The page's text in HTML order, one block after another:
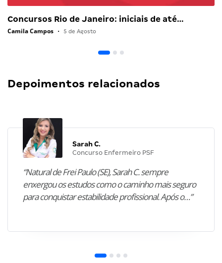
Concursos Rio de Janeiro: iniciais de até…
Camila Campos • 5 de Agosto
Depoimentos relacionados
Sarah C.
Concurso Enfermeiro PSF
“Natural de Frei Paulo (SE), Sarah C. sempre
enxergou os estudos como o caminho mais seguro
para conquistar estabilidade profissional. Após o…”